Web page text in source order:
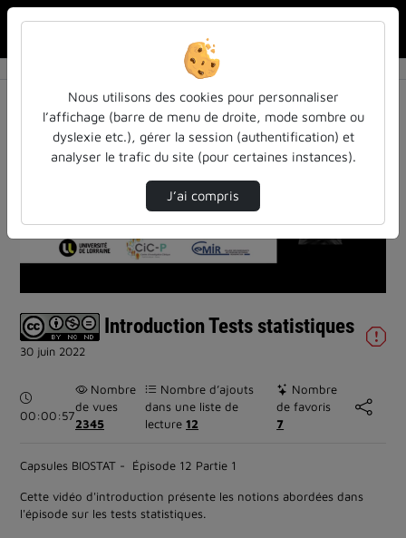
Introduction Tests statistiques
Lire
la
vidéo
Introduction Tests statistiques
30 juin 2022
Durée :
00:00:57
Nombre
de vues
2345
Nombre d’ajouts
dans une liste de
lecture12
Nombre
de favoris
7
Capsules BIOSTAT - Épisode 12 Partie 1
Cette vidéo d'introduction présente les notions abordées dans
l'épisode sur les tests statistiques.
Nous utilisons des cookies pour personnaliser
l’affichage (barre de menu de droite, mode sombre ou
dyslexie etc.), gérer la session (authentification) et
analyser le trafic du site (pour certaines instances).
J’ai compris